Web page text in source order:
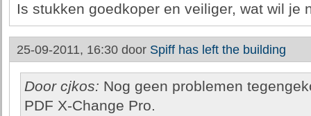
Is stukken goedkoper en veiliger, wat wil je
25-09-2011, 16:30 door Spiff has left the building
Door cjkos: Nog geen problemen
PDF X-Change Pro.